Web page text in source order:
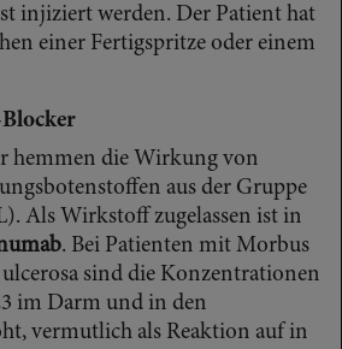
injiziert werden. Der Patient hat
einer Fertigspritze oder einem
hemmen die Wirkung von
aus der Gruppe
Als Wirkstoff zugelassen ist in
. Bei Patienten mit Morbus
sind die Konzentrationen
im Darm und in den
vermutlich als Reaktion auf in